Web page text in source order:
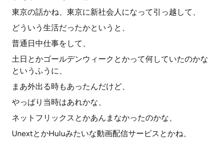
東京の話かね、東京に新社会人になって引っ越して、
どういう生活だったかというと、
普通日中仕事をして、
土日とかゴールデンウィークとかって何していたのかな
というふうに、
まあ外出る時もあったんだけど、
やっぱり当時はあれかな、
ネットフリックスとかあんまなかったのかな、
UnextとかHuluみたいな動画配信サービスとかね、